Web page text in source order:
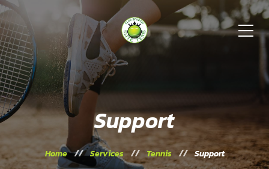
Support
Home Services Tennis Support